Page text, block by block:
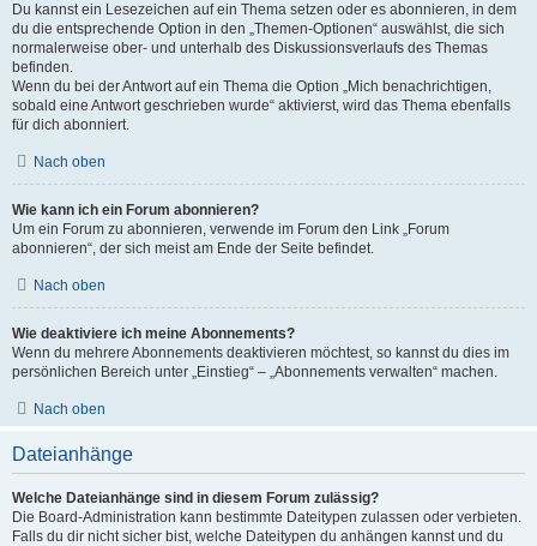
Du kannst ein Lesezeichen auf ein Thema setzen oder es abonnieren, in dem
du die entsprechende Option in den „Themen-Optionen“ auswählst, die sich
normalerweise ober- und unterhalb des Diskussionsverlaufs des Themas
befinden.
Wenn du bei der Antwort auf ein Thema die Option „Mich benachrichtigen,
sobald eine Antwort geschrieben wurde“ aktivierst, wird das Thema ebenfalls
für dich abonniert.
Nach oben
Wie kann ich ein Forum abonnieren?
Um ein Forum zu abonnieren, verwende im Forum den Link „Forum
abonnieren“, der sich meist am Ende der Seite befindet.
Nach oben
Wie deaktiviere ich meine Abonnements?
Wenn du mehrere Abonnements deaktivieren möchtest, so kannst du dies im
persönlichen Bereich unter „Einstieg“ – „Abonnements verwalten“ machen.
Nach oben
Dateianhänge
Welche Dateianhänge sind in diesem Forum zulässig?
Die Board-Administration kann bestimmte Dateitypen zulassen oder verbieten.
Falls du dir nicht sicher bist, welche Dateitypen du anhängen kannst und du